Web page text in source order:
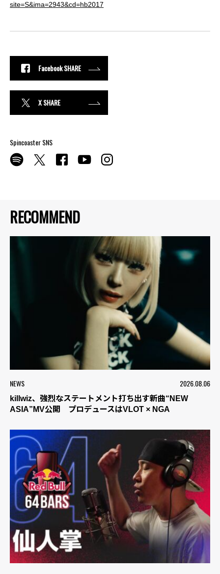
RECOMMEND
NEWS 2026.08.06
killwiz、強烈なステートメント打ち出す新曲“NEW
ASIA”MV公開 プロデュースはVLOT × NGA
site=S&ima=2943&cd=hb2017
Facebook SHARE
X SHARE
Spincoaster SNS